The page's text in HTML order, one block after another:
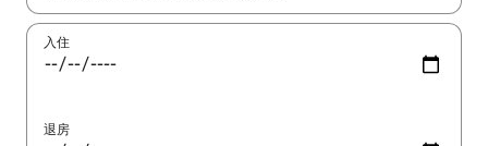
入住
退房